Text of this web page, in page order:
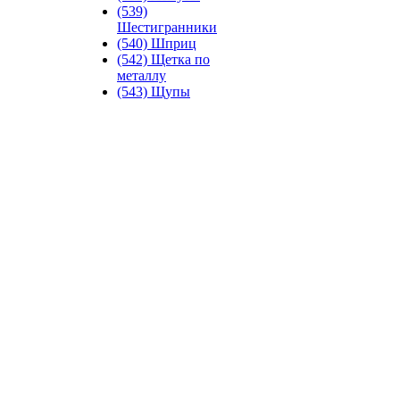
(539)
Шестигранники
(540) Шприц
(542) Щетка по
металлу
(543) Щупы